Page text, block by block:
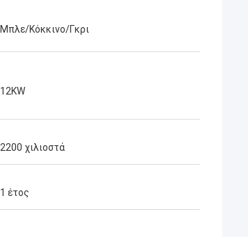
Μπλε/Κόκκινο/Γκρι
12KW
2200 χιλιοστά
1 έτος